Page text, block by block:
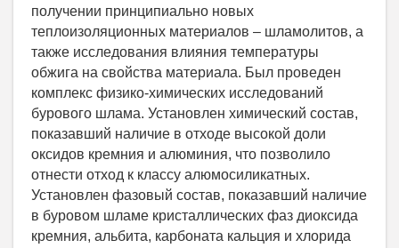
получении принципиально новых
теплоизоляционных материалов – шламолитов, а
также исследования влияния температуры
обжига на свойства материала. Был проведен
комплекс физико-химических исследований
бурового шлама. Установлен химический состав,
показавший наличие в отходе высокой доли
оксидов кремния и алюминия, что позволило
отнести отход к классу алюмосиликатных.
Установлен фазовый состав, показавший наличие
в буровом шламе кристаллических фаз диоксида
кремния, альбита, карбоната кальция и хлорида